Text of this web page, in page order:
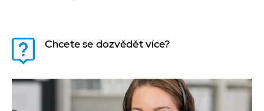
Chcete se dozvědět více?